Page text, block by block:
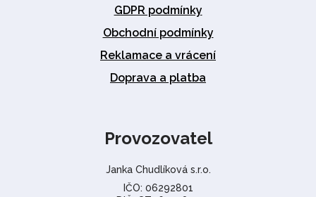
GDPR podmínky
Obchodní podmínky
Reklamace a vrácení
Doprava a platba
Provozovatel
Janka Chudlíková s.r.o.
IČO: 06292801